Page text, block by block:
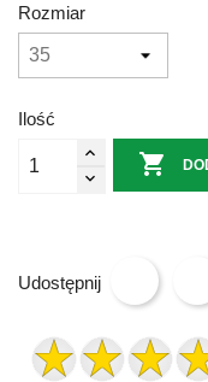
Rozmiar
Ilość

Udostępnij